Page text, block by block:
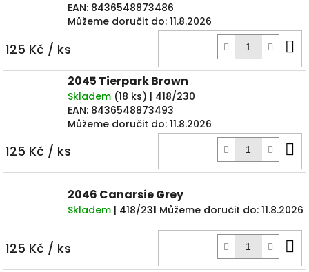
EAN: 8436548873486
Můžeme doručit do: 11.8.2026
125 Kč / ks
2045 Tierpark Brown
Skladem (18 ks) | 418/230
EAN: 8436548873493
Můžeme doručit do: 11.8.2026
125 Kč / ks
2046 Canarsie Grey
Skladem | 418/231 Můžeme doručit do: 11.8.2026
125 Kč / ks